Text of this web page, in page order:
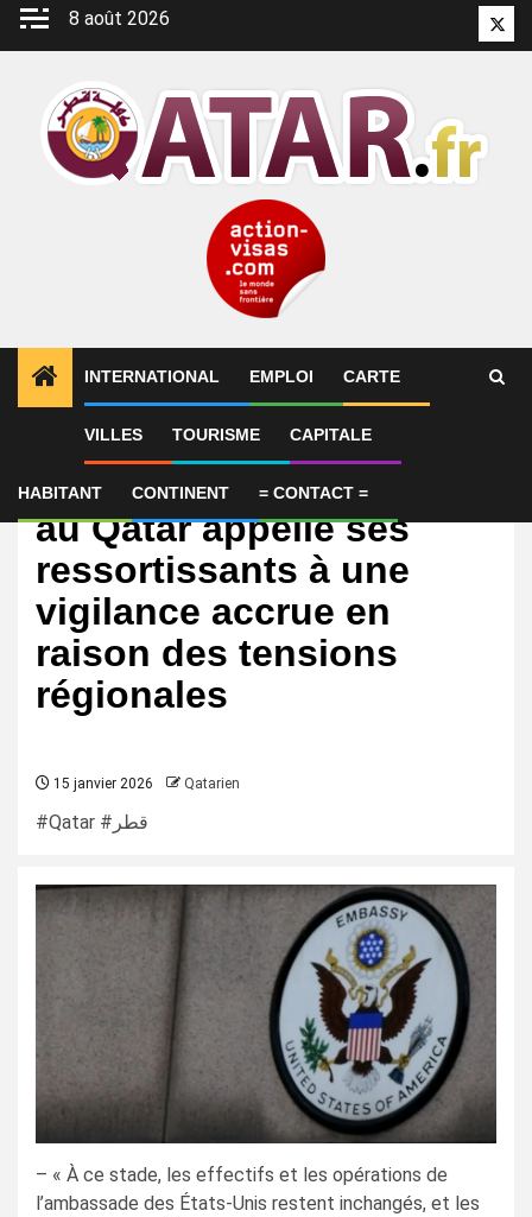
Aller
8 août 2026
INTERNATIONAL EMPLOI CARTE
VILLES TOURISME CAPITALE
HABITANT CONTINENT = CONTACT =
International
L’ambassade américaine
au Qatar appelle ses
ressortissants à une
vigilance accrue en
raison des tensions
régionales
15 janvier 2026 Qatarien
#Qatar #قطر
– « À ce stade, les effectifs et les opérations de
l’ambassade des États-Unis restent inchangés, et les